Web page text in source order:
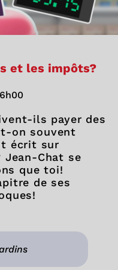
et les impôts?
ils payer des
on souvent
écrit sur
Chat se
que toi!
de ses